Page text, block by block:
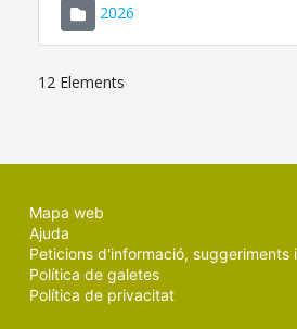
2026
12 Elements
Mapa web
Ajuda
Peticions d'informació, suggeriments
Política de galetes
Política de privacitat